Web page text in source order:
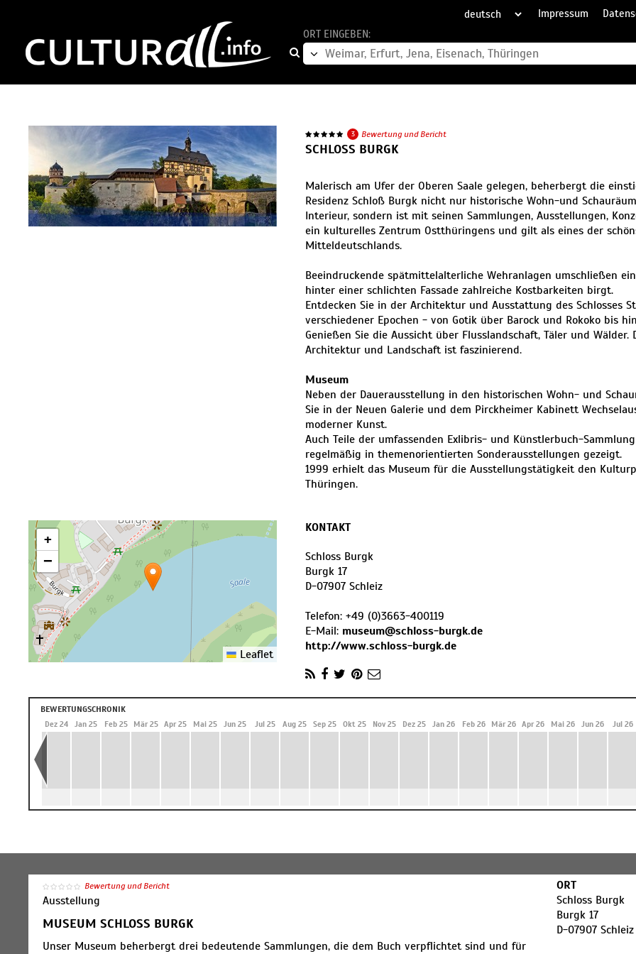
Impressum
ORT EINGEBEN:
3 Bewertung und Bericht
SCHLOSS BURGK
Malerisch am Ufer der Oberen Saale gelegen, beherbergt die
Residenz Schloß Burgk nicht nur historische Wohn-und
Interieur, sondern ist mit seinen Sammlungen, Ausstellungen,
ein kulturelles Zentrum Ostthüringens und gilt als eines der
Mitteldeutschlands.
Beeindruckende spätmittelalterliche Wehranlagen umschließen
hinter einer schlichten Fassade zahlreiche Kostbarkeiten birgt.
Entdecken Sie in der Architektur und Ausstattung des Schlosses
verschiedener Epochen - von Gotik über Barock und Rokoko bis
Genießen Sie die Aussicht über Flusslandschaft, Täler und Wälder.
Architektur und Landschaft ist faszinierend.
Museum
Neben der Dauerausstellung in den historischen Wohn- und
Sie in der Neuen Galerie und dem Pirckheimer Kabinett
moderner Kunst.
Auch Teile der umfassenden Exlibris- und Künstlerbuch-
regelmäßig in themenorientierten Sonderausstellungen gezeigt.
1999 erhielt das Museum für die Ausstellungstätigkeit den
Thüringen.
+
−
Leaflet
KONTAKT
Schloss Burgk
Burgk 17
D-07907 Schleiz
Telefon: +49 (0)3663-400119
E-Mail: museum@schloss-burgk.de
http://www.schloss-burgk.de
BEWERTUNGSCHRONIK
Dez 24 Jan 25 Feb 25 Mär 25 Apr 25 Mai 25 Jun 25 Jul 25 Aug 25 Sep 25 Okt 25 Nov 25 Dez 25 Jan 26 Feb 26 Mär 26 Apr 26 Mai 26 Jun 26 Jul 26
Bewertung und Bericht
Ausstellung
MUSEUM SCHLOSS BURGK
Unser Museum beherbergt drei bedeutende Sammlungen, die dem Buch verpflichtet sind und für
ORT
Schloss Burgk
Burgk 17
D-07907 Schleiz